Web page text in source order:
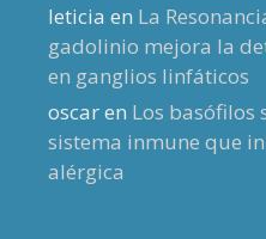
leticia en La
gadolinio mejora la
en ganglios linfáticos
oscaren Los basófilos
sistema inmune que
alérgica